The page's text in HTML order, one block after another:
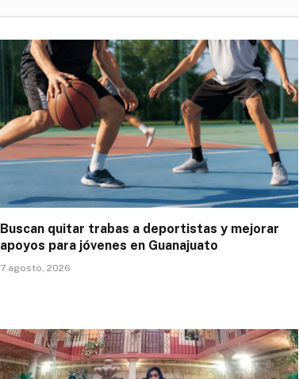
Buscan quitar trabas a deportistas y mejorar
apoyos para jóvenes en Guanajuato
7 agosto, 2026